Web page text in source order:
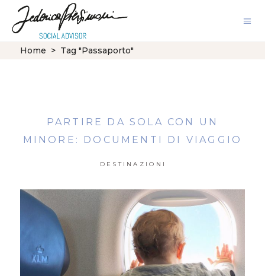
Home > Tag "Passaporto"
PARTIRE DA SOLA CON UN
MINORE: DOCUMENTI DI VIAGGIO
DESTINAZIONI